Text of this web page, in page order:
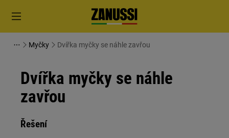
Myčky Dvířka myčky se náhle zavřou
Dvířka myčky se náhle
zavřou
Řešení